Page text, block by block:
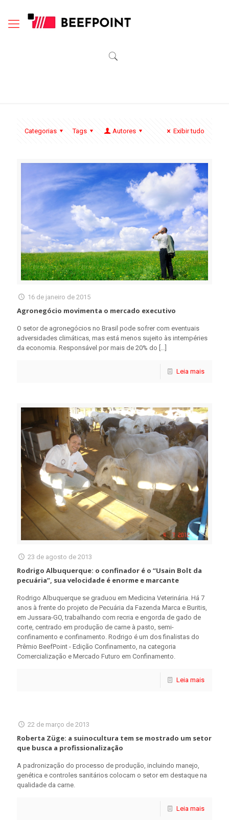
Categorias Tags Autores Exibir tudo
16 de janeiro de 2015
Agronegócio movimenta o mercado executivo
O setor de agronegócios no Brasil pode sofrer com eventuais
adversidades climáticas, mas está menos sujeito às intempéries
da economia. Responsável por mais de 20% do […]
Leia mais
23 de agosto de 2013
Rodrigo Albuquerque: o confinador é o “Usain Bolt da
pecuária”, sua velocidade é enorme e marcante
Rodrigo Albuquerque se graduou em Medicina Veterinária. Há 7
anos à frente do projeto de Pecuária da Fazenda Marca e Buritis,
em Jussara-GO, trabalhando com recria e engorda de gado de
corte, centrado em produção de carne à pasto, semi-
confinamento e confinamento. Rodrigo é um dos finalistas do
Prêmio BeefPoint - Edição Confinamento, na categoria
Comercialização e Mercado Futuro em Confinamento.
Leia mais
22 de março de 2013
Roberta Züge: a suinocultura tem se mostrado um setor
que busca a profissionalização
A padronização do processo de produção, incluindo manejo,
genética e controles sanitários colocam o setor em destaque na
qualidade da carne.
Leia mais